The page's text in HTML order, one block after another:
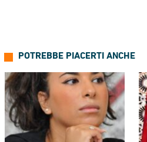
POTREBBE PIACERTI ANCHE